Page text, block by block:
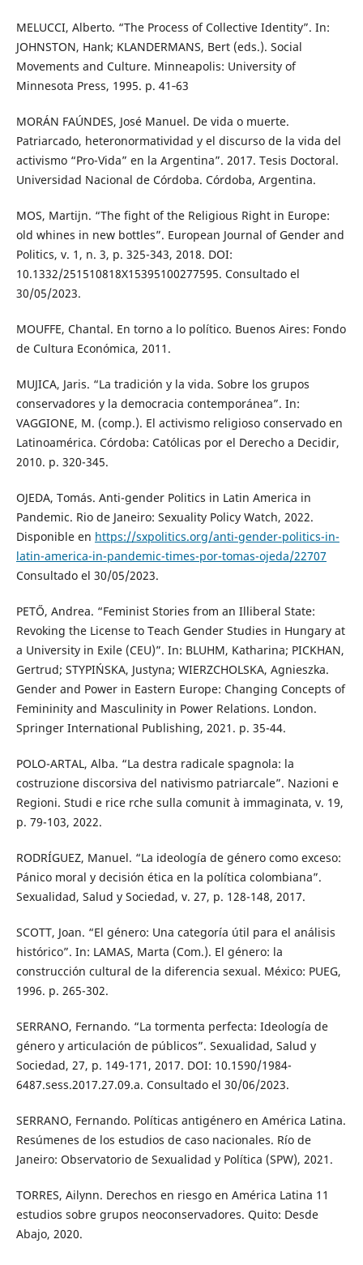
MELUCCI, Alberto. “The Process of Collective Identity”. In:
JOHNSTON, Hank; KLANDERMANS, Bert (eds.). Social
Movements and Culture. Minneapolis: University of
Minnesota Press, 1995. p. 41‑63
MORÁN FAÚNDES, José Manuel. De vida o muerte.
Patriarcado, heteronormatividad y el discurso de la vida del
activismo “Pro-Vida” en la Argentina”. 2017. Tesis Doctoral.
Universidad Nacional de Córdoba. Córdoba, Argentina.
MOS, Martijn. “The fight of the Religious Right in Europe:
old whines in new bottles”. European Journal of Gender and
Politics, v. 1, n. 3, p. 325-343, 2018. DOI:
10.1332/251510818X15395100277595. Consultado el
30/05/2023.
MOUFFE, Chantal. En torno a lo político. Buenos Aires: Fondo
de Cultura Económica, 2011.
MUJICA, Jaris. “La tradición y la vida. Sobre los grupos
conservadores y la democracia contemporánea”. In:
VAGGIONE, M. (comp.). El activismo religioso conservado en
Latinoamérica. Córdoba: Católicas por el Derecho a Decidir,
2010. p. 320-345.
OJEDA, Tomás. Anti-gender Politics in Latin America in
Pandemic. Rio de Janeiro: Sexuality Policy Watch, 2022.
Disponible en https://sxpolitics.org/anti-gender-politics-in-
latin-america-in-pandemic-times-por-tomas-ojeda/22707
Consultado el 30/05/2023.
PETŐ, Andrea. “Feminist Stories from an Illiberal State:
Revoking the License to Teach Gender Studies in Hungary at
a University in Exile (CEU)”. In: BLUHM, Katharina; PICKHAN,
Gertrud; STYPIŃSKA, Justyna; WIERZCHOLSKA, Agnieszka.
Gender and Power in Eastern Europe: Changing Concepts of
Femininity and Masculinity in Power Relations. London.
Springer International Publishing, 2021. p. 35-44.
POLO-ARTAL, Alba. “La destra radicale spagnola: la
costruzione discorsiva del nativismo patriarcale”. Nazioni e
Regioni. Studi e rice rche sulla comunit à immaginata, v. 19,
p. 79-103, 2022.
RODRÍGUEZ, Manuel. “La ideología de género como exceso:
Pánico moral y decisión ética en la política colombiana”.
Sexualidad, Salud y Sociedad, v. 27, p. 128-148, 2017.
SCOTT, Joan. “El género: Una categoría útil para el análisis
histórico”. In: LAMAS, Marta (Com.). El género: la
construcción cultural de la diferencia sexual. México: PUEG,
1996. p. 265-302.
SERRANO, Fernando. “La tormenta perfecta: Ideología de
género y articulación de públicos”. Sexualidad, Salud y
Sociedad, 27, p. 149-171, 2017. DOI: 10.1590/1984-
6487.sess.2017.27.09.a. Consultado el 30/06/2023.
SERRANO, Fernando. Políticas antigénero en América Latina.
Resúmenes de los estudios de caso nacionales. Río de
Janeiro: Observatorio de Sexualidad y Política (SPW), 2021.
TORRES, Ailynn. Derechos en riesgo en América Latina 11
estudios sobre grupos neoconservadores. Quito: Desde
Abajo, 2020.